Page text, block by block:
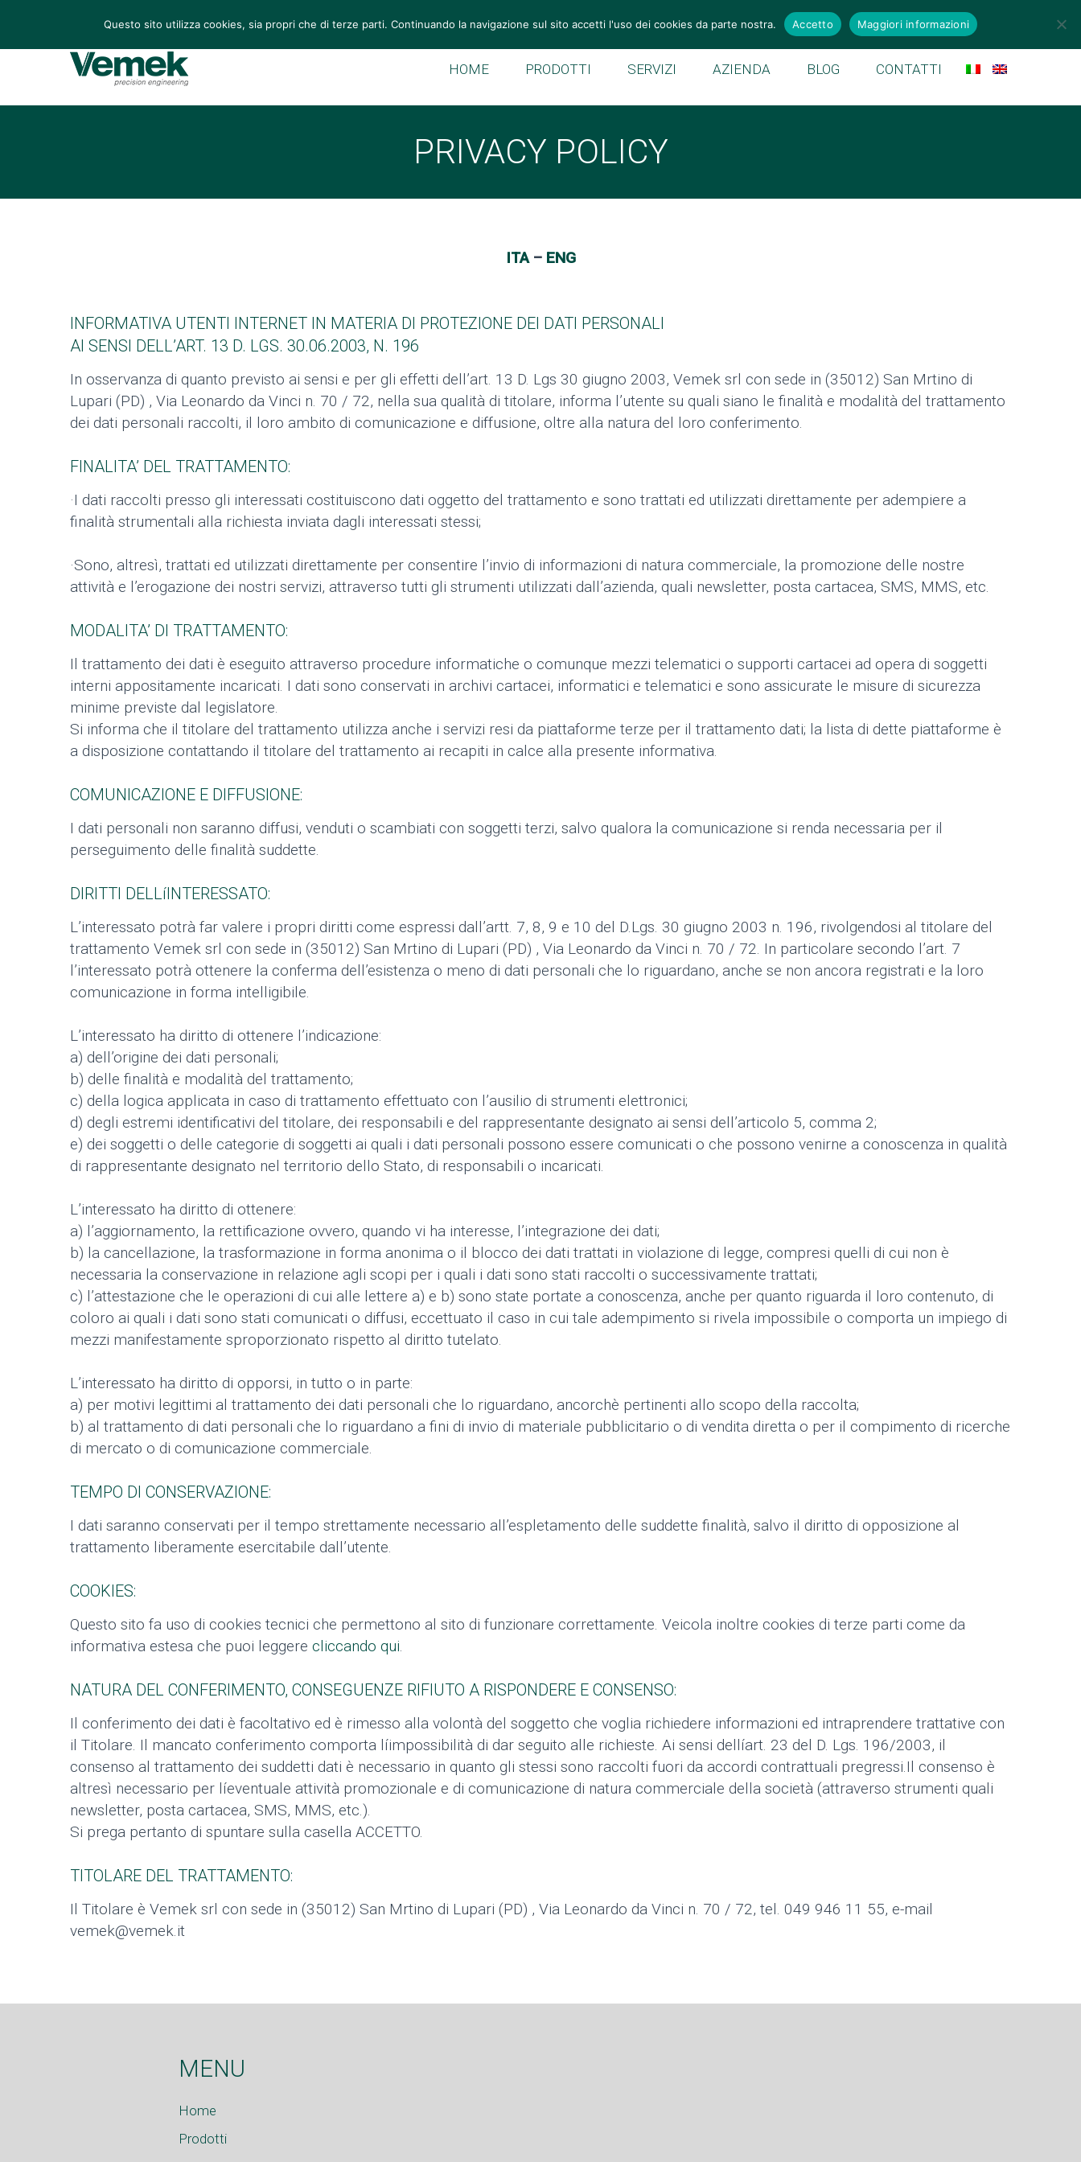
HOME PRODOTTI SERVIZI AZIENDA BLOG CONTATTI
PRIVACY POLICY
ITA– ENG
INFORMATIVA UTENTI INTERNET IN MATERIA DI PROTEZIONE DEI DATI PERSONALI
AI SENSI DELL’ART. 13 D. LGS. 30.06.2003, N. 196
In osservanza di quanto previsto ai sensi e per gli effetti dell’art. 13 D. Lgs 30 giugno 2003, Vemek srl con sede in (35012) San Mrtino di
Lupari (PD) , Via Leonardo da Vinci n. 70 / 72, nella sua qualità di titolare, informa l’utente su quali siano le finalità e modalità del trattamento
dei dati personali raccolti, il loro ambito di comunicazione e diffusione, oltre alla natura del loro conferimento.
FINALITA’ DEL TRATTAMENTO:
·I dati raccolti presso gli interessati costituiscono dati oggetto del trattamento e sono trattati ed utilizzati direttamente per adempiere a
finalità strumentali alla richiesta inviata dagli interessati stessi;
·Sono, altresì, trattati ed utilizzati direttamente per consentire l’invio di informazioni di natura commerciale, la promozione delle nostre
attività e l’erogazione dei nostri servizi, attraverso tutti gli strumenti utilizzati dall’azienda, quali newsletter, posta cartacea, SMS, MMS, etc.
MODALITA’ DI TRATTAMENTO:
Il trattamento dei dati è eseguito attraverso procedure informatiche o comunque mezzi telematici o supporti cartacei ad opera di soggetti
interni appositamente incaricati. I dati sono conservati in archivi cartacei, informatici e telematici e sono assicurate le misure di sicurezza
minime previste dal legislatore.
Si informa che il titolare del trattamento utilizza anche i servizi resi da piattaforme terze per il trattamento dati; la lista di dette piattaforme è
a disposizione contattando il titolare del trattamento ai recapiti in calce alla presente informativa.
COMUNICAZIONE E DIFFUSIONE:
I dati personali non saranno diffusi, venduti o scambiati con soggetti terzi, salvo qualora la comunicazione si renda necessaria per il
perseguimento delle finalità suddette.
DIRITTI DELLíINTERESSATO:
L’interessato potrà far valere i propri diritti come espressi dall’artt. 7, 8, 9 e 10 del D.Lgs. 30 giugno 2003 n. 196, rivolgendosi al titolare del
trattamento Vemek srl con sede in (35012) San Mrtino di Lupari (PD) , Via Leonardo da Vinci n. 70 / 72. In particolare secondo l’art. 7
l’interessato potrà ottenere la conferma dell’esistenza o meno di dati personali che lo riguardano, anche se non ancora registrati e la loro
comunicazione in forma intelligibile.
L’interessato ha diritto di ottenere l’indicazione:
a) dell’origine dei dati personali;
b) delle finalità e modalità del trattamento;
c) della logica applicata in caso di trattamento effettuato con l’ausilio di strumenti elettronici;
d) degli estremi identificativi del titolare, dei responsabili e del rappresentante designato ai sensi dell’articolo 5, comma 2;
e) dei soggetti o delle categorie di soggetti ai quali i dati personali possono essere comunicati o che possono venirne a conoscenza in qualità
di rappresentante designato nel territorio dello Stato, di responsabili o incaricati.
L’interessato ha diritto di ottenere:
a) l’aggiornamento, la rettificazione ovvero, quando vi ha interesse, l’integrazione dei dati;
b) la cancellazione, la trasformazione in forma anonima o il blocco dei dati trattati in violazione di legge, compresi quelli di cui non è
necessaria la conservazione in relazione agli scopi per i quali i dati sono stati raccolti o successivamente trattati;
c) l’attestazione che le operazioni di cui alle lettere a) e b) sono state portate a conoscenza, anche per quanto riguarda il loro contenuto, di
coloro ai quali i dati sono stati comunicati o diffusi, eccettuato il caso in cui tale adempimento si rivela impossibile o comporta un impiego di
mezzi manifestamente sproporzionato rispetto al diritto tutelato.
L’interessato ha diritto di opporsi, in tutto o in parte:
a) per motivi legittimi al trattamento dei dati personali che lo riguardano, ancorchè pertinenti allo scopo della raccolta;
b) al trattamento di dati personali che lo riguardano a fini di invio di materiale pubblicitario o di vendita diretta o per il compimento di ricerche
di mercato o di comunicazione commerciale.
TEMPO DI CONSERVAZIONE:
I dati saranno conservati per il tempo strettamente necessario all’espletamento delle suddette finalità, salvo il diritto di opposizione al
trattamento liberamente esercitabile dall’utente.
COOKIES:
Questo sito fa uso di cookies tecnici che permettono al sito di funzionare correttamente. Veicola inoltre cookies di terze parti come da
informativa estesa che puoi leggere cliccando qui.
NATURA DEL CONFERIMENTO, CONSEGUENZE RIFIUTO A RISPONDERE E CONSENSO:
Il conferimento dei dati è facoltativo ed è rimesso alla volontà del soggetto che voglia richiedere informazioni ed intraprendere trattative con
il Titolare. Il mancato conferimento comporta líimpossibilità di dar seguito alle richieste. Ai sensi dellíart. 23 del D. Lgs. 196/2003, il
consenso al trattamento dei suddetti dati è necessario in quanto gli stessi sono raccolti fuori da accordi contrattuali pregressi.Il consenso è
altresì necessario per líeventuale attività promozionale e di comunicazione di natura commerciale della società (attraverso strumenti quali
newsletter, posta cartacea, SMS, MMS, etc.).
Si prega pertanto di spuntare sulla casella ACCETTO.
TITOLARE DEL TRATTAMENTO:
Il Titolare è Vemek srl con sede in (35012) San Mrtino di Lupari (PD) , Via Leonardo da Vinci n. 70 / 72, tel. 049 946 11 55, e-mail
vemek@vemek.it
MENU
Home
Prodotti
Questo sito utilizza cookies, sia propri che di terze parti. Continuando la navigazione sul sito accetti l'uso dei cookies da parte nostra. Accetto Maggiori informazioni